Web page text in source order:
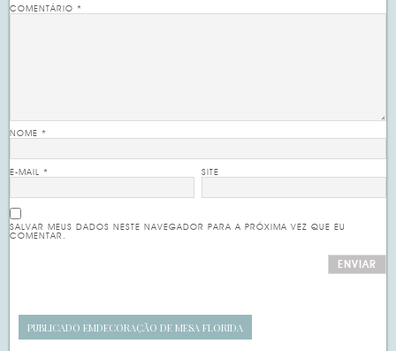
COMENTÁRIO*
NOME*
E-MAIL* SITE
SALVAR MEUS DADOS NESTE NAVEGADOR PARA A PRÓXIMA VEZ QUE EU
COMENTAR.
PUBLICADO EMDECORAÇÃO DE MESA FLORIDA